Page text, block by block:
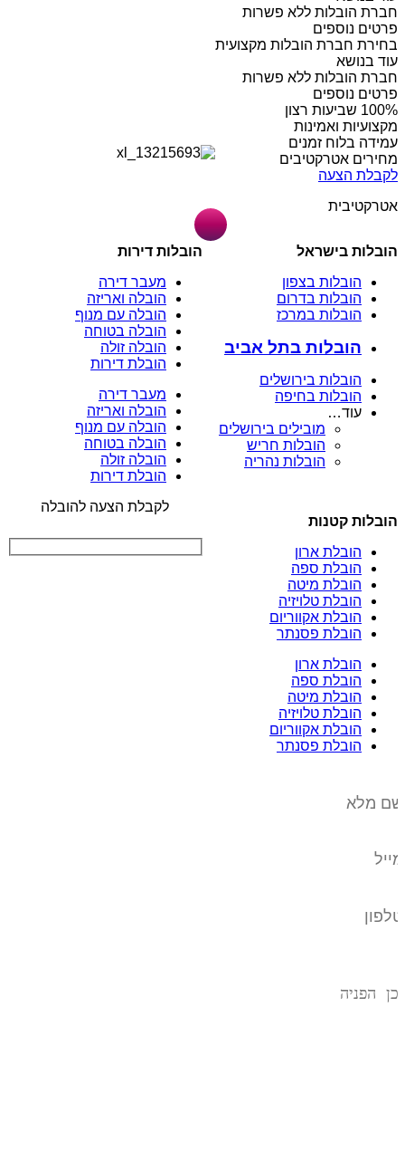
חברת הובלות ללא פשרות
פרטים נוספים
בחירת חברת הובלות מקצועית
עוד בנושא
חברת הובלות ללא פשרות
פרטים נוספים
מקצועיות ואמינות
עמידה בלוח זמנים
מחירים אטרקטיבים
לקבלת הצעה
אטרקטיבית
הובלות בישראל
הובלות בצפון
הובלות בדרום
הובלות במרכז
הובלות בתל אביב
הובלות בירושלים
הובלות בחיפה
עוד…
מובילים בירושלים
הובלות חריש
הובלות נהריה
הובלות דירות
מעבר דירה
הובלה ואריזה
הובלה עם מנוף
הובלה בטוחה
הובלה זולה
הובלת דירות
מעבר דירה
הובלה ואריזה
הובלה עם מנוף
הובלה בטוחה
הובלה זולה
הובלת דירות
הובלות קטנות
הובלת ארון
הובלת ספה
הובלת מיטה
הובלת טלויזיה
הובלת אקווריום
הובלת פסנתר
הובלת ארון
הובלת ספה
הובלת מיטה
הובלת טלויזיה
הובלת אקווריום
הובלת פסנתר
לקבלת הצעה להובלה